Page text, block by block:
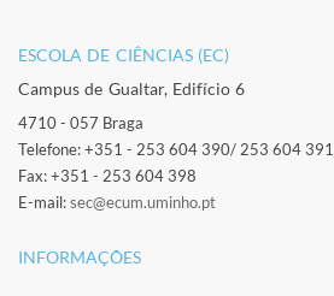
ESCOLA DE CIÊNCIAS (EC)​
Campus de Gualtar, Edifício 6
4710 - 057 Braga
Telefone: +351 - 253 604 390/ 253 604 391
Fax: +351 - 253 604 398
E-mail:sec@ecum.uminho.pt
INFORMAÇÕES